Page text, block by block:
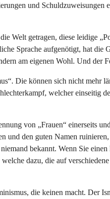
und
Welt getragen, diese leidige
Sprache aufgenötigt, hat
am eigenen Wohl. Und der
Die können sich nicht mehr
welcher einseitig
von „Frauen“ einerseits
und den guten Namen
bekannt. Wenn Sie
dazu, die auf
die keinen macht. Der